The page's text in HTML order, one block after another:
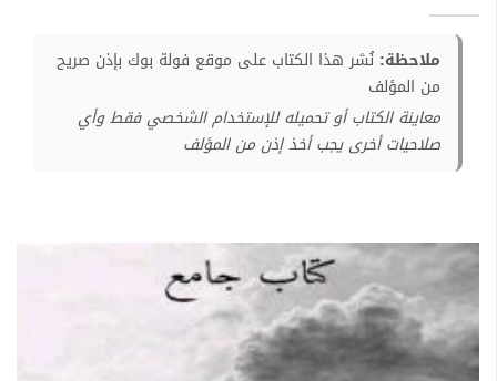
ملاحظة: نُشر هذا الكتاب على موقع فولة بوك بإذن صريح
من المؤلف
معاينة الكتاب أو تحميله للإستخدام الشخصي فقط وأي
صلاحيات أخرى يجب أخذ إذن من المؤلف